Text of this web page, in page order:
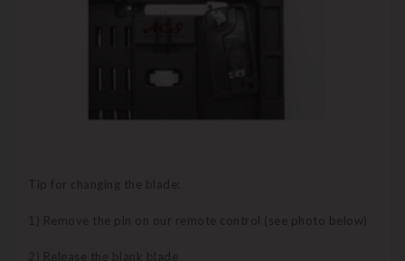
Tip for changing the blade:
1) Remove the pin on our remote control (see photo below)
2) Release the blank blade